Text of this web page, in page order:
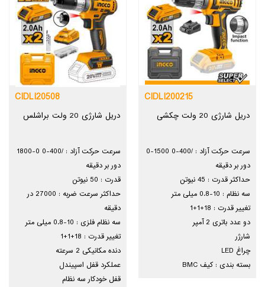
CIDLI200215
دریل شارژی 20 ولت چکشی
سرعت حرکت آزاد : /400-0 1500-0
دور بر دقیقه
حداکثر قدرت : 45 نیوتن
سه نظام : 10-0.8 میلی متر
تغییر قدرت : 18+1+1
دو عدد باتری 2 آمپر
شارژر
چراغ LED
بسته بندی : کیف BMC
CIDLI20508
دریل شارژی 20 ولت براشلس
سرعت حرکت آزاد : /400-0 0-1800
دور بر دقیقه
قدرت : 50 نیوتن
حداکثر سرعت ضربه : 27000 در
دقیقه
سه نظام فلزی : 10-0.8 میلی متر
تغییر قدرت : 18+1+1
دنده مکانیکی 2 سرعته
عملکرد قفل اسپیندل
قفل خودکار سه نظام